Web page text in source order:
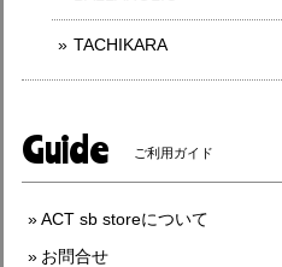
TACHIKARA
Guide ご利用ガイド
ACT sb storeについて
お問合せ